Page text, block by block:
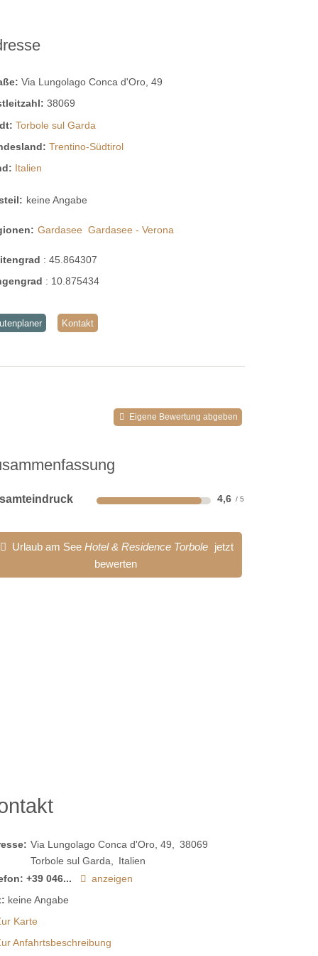
Via Lungolago Conca d'Oro, 49
38069
Torbole sul Garda
Trentino-Südtirol
Italien
keine Angabe
Gardasee Gardasee - Verona
:45.864307
: 10.875434
Kontakt
Eigene Bewertung abgeben
4,6
Urlaub am SeeHotel & Residence Torbole jetzt
bewerten
Via Lungolago Conca d'Oro, 49
38069
Torbole sul Garda
Italien
+39 046...
anzeigen
keine Angabe
Karte
Anfahrtsbeschreibung